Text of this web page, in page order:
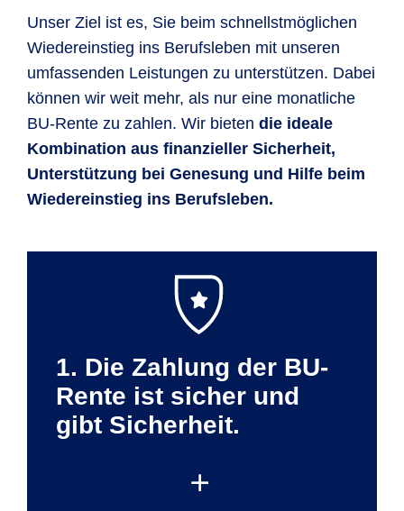
Unser Ziel ist es, Sie beim schnellstmöglichen
Wiedereinstieg ins Berufsleben mit unseren
umfassenden Leistungen zu unterstützen. Dabei
können wir weit mehr, als nur eine monatliche
BU-Rente zu zahlen. Wir bieten die ideale
Kombination aus finanzieller Sicherheit,
Unterstützung bei Genesung und Hilfe beim
Wiedereinstieg ins Berufsleben.
1. Die Zahlung der BU-
Rente ist sicher und
gibt Sicherheit.